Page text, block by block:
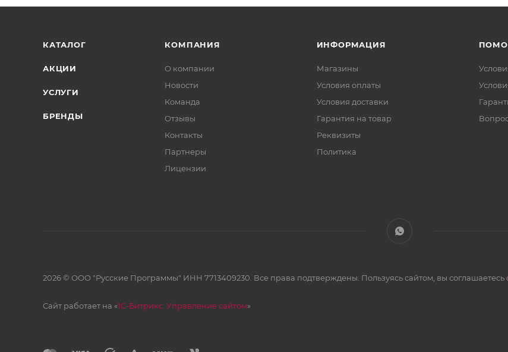
КАТАЛОГ
АКЦИИ
УСЛУГИ
БРЕНДЫ
КОМПАНИЯ
О компании
Новости
Команда
Отзывы
Контакты
Партнеры
Лицензии
ИНФОРМАЦИЯ
Магазины
Условия оплаты
Условия доставки
Гарантия на товар
Реквизиты
Политика
2026 © ООО "Русские Программы" ИНН 7713409230. Все права подтверждены. Пользуясь сайтом, вы соглашаетесь
Сайт работает на «1С-Битрикс: Управление сайтом»